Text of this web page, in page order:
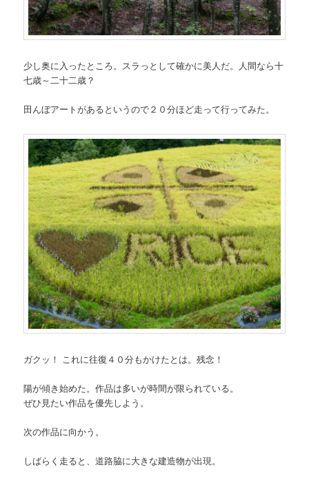
少し奥に入ったところ。スラっとして確かに美人だ。人間なら十
七歳～二十二歳？
田んぼアートがあるというので２０分ほど走って行ってみた。
ガクッ！ これに往復４０分もかけたとは。残念！
陽が傾き始めた。作品は多いが時間が限られている。
ぜひ見たい作品を優先しよう。
次の作品に向かう。
しばらく走ると、道路脇に大きな建造物が出現。